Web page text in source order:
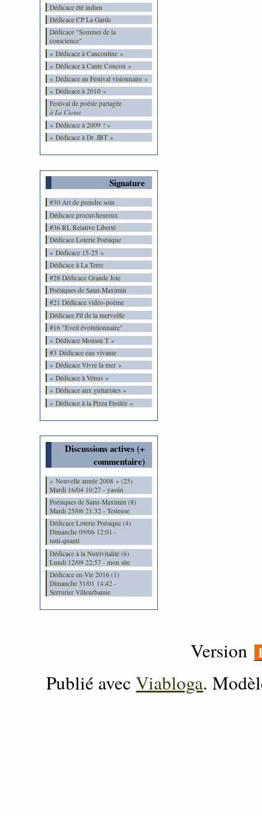
Dédicace été indien
Dédicace CP La Garde
Dédicace "Sommet de la
conscience"
« Dédicace à Cancouline »
« Dédicace à Cante Coucou »
« Dédicace au Festival visionnaire »
« Dédicace à 2010 »
Festival de poésie partagée
à La Ciotat
« Dédicace à 2009 ! »
« Dédicace à Dr. JBT »
Signature
#30 Art de prendre soin
Dédicace procur-heureux
#36 RL Relative Liberté
Dédicace Loterie Poésique
« Dédicace 15-25 »
Dédicace à La Terre
#28 Dédicace Grande Joie
Poésiques de Saint-Maximin
#21 Dédicace vidéo-poème
Dédicace Fil de la merveille
#16 "Eveil évolutionnaire"
« Dédicace Moussu T »
#3 Dédicace eau vivante
« Dédicace Vivre la mer »
« Dédicace à Vénus »
« Dédicace aux guitaristes »
« Dédicace à la Pizza Etoilée »
Discussions actives (+
commentaire)
« Nouvelle année 2008 » (25)
Mardi 16/04 10:27 - yassin
Poésiques de Saint-Maximin (8)
Mardi 25/06 21:32 - Testeuse
Dédicace Loterie Poésique (4)
Dimanche 09/06 12:01 -
tutti-quanti
Dédicace à la Nutrivitalité (6)
Lundi 12/09 22:57 - mon site
Dédicace en-Vie 2016 (1)
Dimanche 31/01 14:42 -
Serrurier Villeurbanne
Version
Publié avecViabloga.